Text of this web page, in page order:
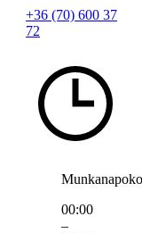
+36 (70) 600 37
72
00:00
–